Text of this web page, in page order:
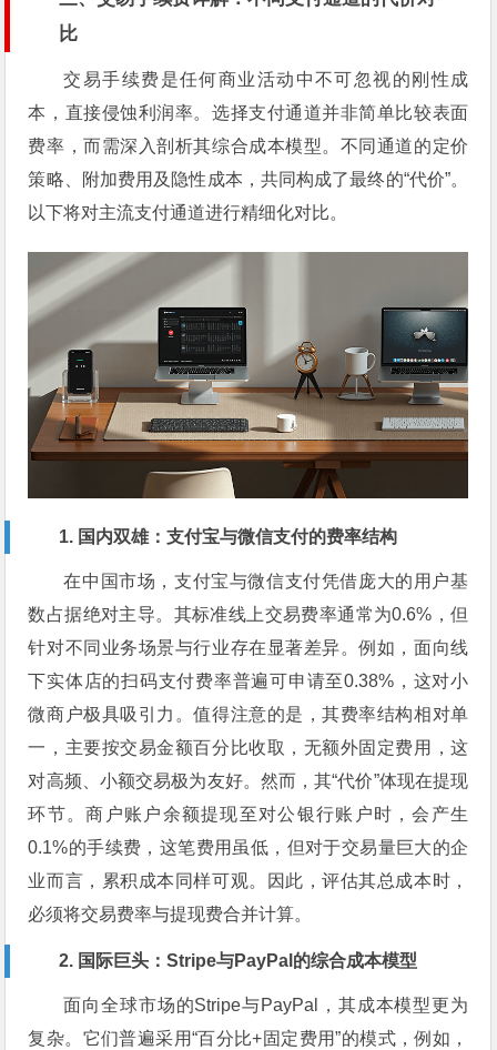
比
交易手续费是任何商业活动中不可忽视的刚性成
本，直接侵蚀利润率。选择支付通道并非简单比较表面
费率，而需深入剖析其综合成本模型。不同通道的定价
策略、附加费用及隐性成本，共同构成了最终的“代价”。
以下将对主流支付通道进行精细化对比。
1. 国内双雄：支付宝与微信支付的费率结构
在中国市场，支付宝与微信支付凭借庞大的用户基
数占据绝对主导。其标准线上交易费率通常为0.6%，但
针对不同业务场景与行业存在显著差异。例如，面向线
下实体店的扫码支付费率普遍可申请至0.38%，这对小
微商户极具吸引力。值得注意的是，其费率结构相对单
一，主要按交易金额百分比收取，无额外固定费用，这
对高频、小额交易极为友好。然而，其“代价”体现在提现
环节。商户账户余额提现至对公银行账户时，会产生
0.1%的手续费，这笔费用虽低，但对于交易量巨大的企
业而言，累积成本同样可观。因此，评估其总成本时，
必须将交易费率与提现费合并计算。
2. 国际巨头：Stripe与PayPal的综合成本模型
面向全球市场的Stripe与PayPal，其成本模型更为
复杂。它们普遍采用“百分比+固定费用”的模式，例如，